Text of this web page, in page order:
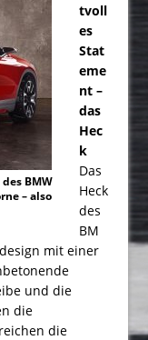
BMW
– also
tvoll
es
Stat
eme
nt –
das
Hec
k
Das
Heck
des
BM
mit einer
und die
die
die